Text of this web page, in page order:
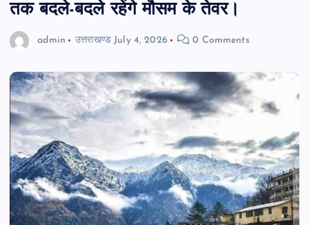
तक बदले-बदले रहेंगे मौसम के तेवर।
admin उत्तराखण्ड July 4, 2026 0 Comments